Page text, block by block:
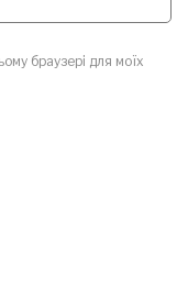
браузері для моїх